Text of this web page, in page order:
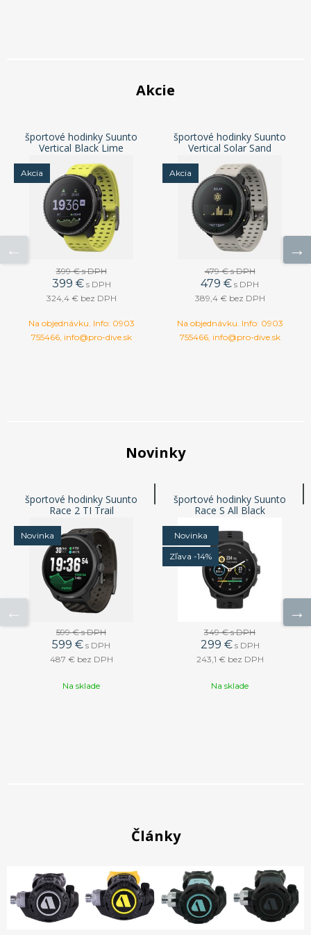
Akcie
športové hodinky Suunto
Vertical Black Lime
Akcia
399 €s DPH
399 € s DPH
324,4 € bez DPH
Na objednávku. Info: 0903
755466, info@pro-dive.sk
športové hodinky Suunto
Vertical Solar Sand
Akcia
479 €s DPH
479 € s DPH
389,4 € bez DPH
Na objednávku. Info: 0903
755466, info@pro-dive.sk
Novinky
športové hodinky Suunto
Race 2 TI Trail
Novinka
599 €s DPH
599 € s DPH
487 € bez DPH
Na sklade
športové hodinky Suunto
Race S All Black
Novinka
Zľava -14%
349 €s DPH
299 € s DPH
243,1 € bez DPH
Na sklade
Články